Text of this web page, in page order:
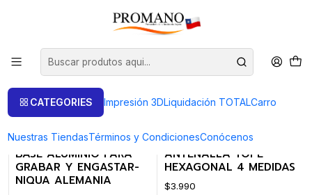
CATEGORIES Impresión 3DLiquidación TOTALCarro
Nuestras TiendasTérminos y CondicionesConócenos
Início Art. de Engaste
Art. de Engaste
FILTROS
012016000|NIQUA
BASE ALUMINIO PARA
GRABAR Y ENGASTAR-
NIQUA ALEMANIA
0906083|
ANTENALLA TOPE
HEXAGONAL 4 MEDIDAS
$3.990